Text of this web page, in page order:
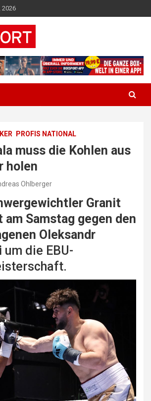
2026
PROFIS NATIONAL
muss die Kohlen aus
holen
Ohlberger
Granit
am Samstag gegen den
Oleksandr
um die EBU-